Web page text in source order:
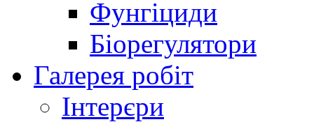
Фунгіциди
Біорегулятори
Галерея робіт
Інтерєри